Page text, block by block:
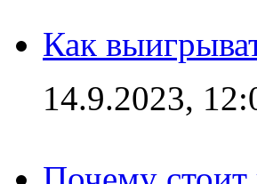
Как
14.9.2023,